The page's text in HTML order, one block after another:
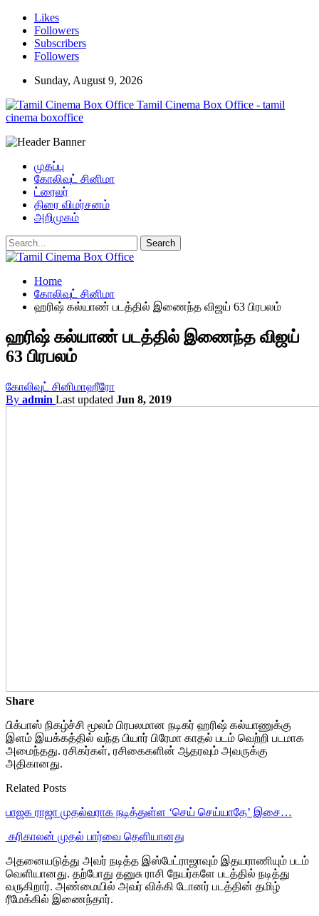
Likes
Followers
Subscribers
Followers
Sunday, August 9, 2026
Tamil Cinema Box Office - tamil
cinema boxoffice
முகப்பு
கோலிவுட் சினிமா
ட்ரைலர்
திரை விமர்சனம்
அறிமுகம்
Home
கோலிவுட் சினிமா
ஹரிஷ் கல்யாண் படத்தில் இணைந்த விஜய் 63 பிரபலம்
ஹரிஷ் கல்யாண் படத்தில் இணைந்த விஜய்
63 பிரபலம்
கோலிவுட் சினிமாஹீரோ
By admin Last updated Jun 8, 2019
Share
பிக்பாஸ் நிகழ்ச்சி மூலம் பிரபலமான நடிகர் ஹரிஷ் கல்யாணுக்கு
இளம் இயக்கத்தில் வந்த பியார் பிரேமா காதல் படம் வெற்றி படமாக
அமைந்தது. ரசிகர்கள், ரசிகைகளின் ஆதரவும் அவருக்கு
அதிகானது.
Related Posts
பாஜக ராஜா முதல்வராக நடித்துள்ள ‘செய் செய்யாதே’ இசை…
‎ கரிகாலன் முதல் பார்வை தெளியானது
அதனையடுத்து அவர் நடித்த இஸ்பேட்ராஜாவும் இதயராணியும் படம்
வெளியானது. தற்போது தனுசு ராசி நேயர்களே படத்தில் நடித்து
வருகிறார். அண்மையில் அவர் விக்கி டோனர் படத்தின் தமிழ்
ரீமேக்கில் இணைந்தார்.